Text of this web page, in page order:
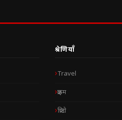
श्रेणियाँ
Travel
क्राइम
क्रिप्टो